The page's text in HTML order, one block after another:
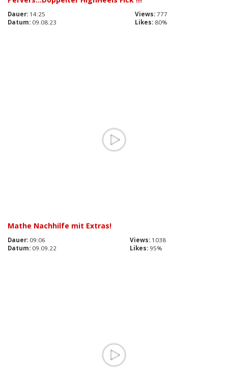
Dauer: 14:25 Views: 777
Datum: 09.08.23 Likes: 80%
Mathe Nachhilfe mit Extras!
Dauer: 09:06 Views: 1038
Datum: 09.09.22 Likes: 95%